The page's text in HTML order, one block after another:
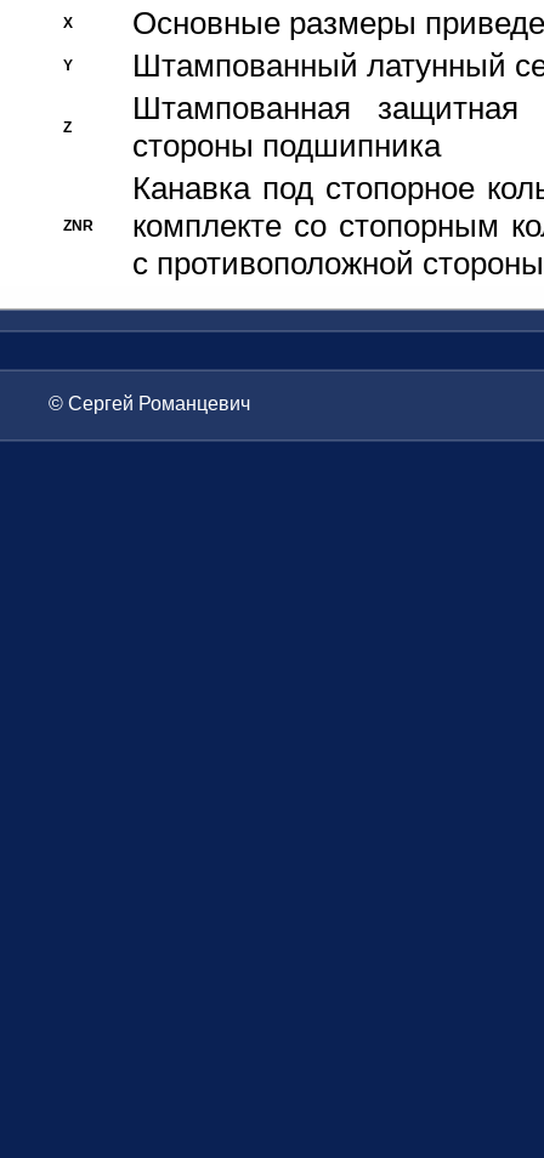
X Основные размеры
Y Штампованный латунный
Z
Штампованная
стороны подшипника
ZNR
Канавка под стопорное
комплекте со стопорным
с противоположной стороны
© Сергей Романцевич